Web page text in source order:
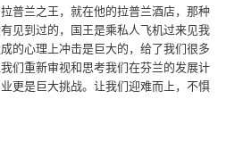
普兰之王，就在他的拉普兰酒店，那种
见到过的，国王是乘私人飞机过来见我
的心理上冲击是巨大的，给了我们很多
们重新审视和思考我们在芬兰的发展计
更是巨大挑战。让我们迎难而上，不惧